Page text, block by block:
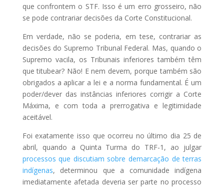
que confrontem o STF. Isso é um erro grosseiro, não
se pode contrariar decisões da Corte Constitucional.
Em verdade, não se poderia, em tese, contrariar as
decisões do Supremo Tribunal Federal. Mas, quando o
Supremo vacila, os Tribunais inferiores também têm
que titubear? Não! E nem devem, porque também são
obrigados a aplicar a lei e a norma fundamental. É um
poder/dever das instâncias inferiores corrigir a Corte
Máxima, e com toda a prerrogativa e legitimidade
aceitável.
Foi exatamente isso que ocorreu no último dia 25 de
abril, quando a Quinta Turma do TRF-1, ao julgar
processos que discutiam sobre demarcação de terras
indígenas, determinou que a comunidade indígena
imediatamente afetada deveria ser parte no processo